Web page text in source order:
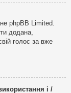
phpBB Limited.
додана,
голос за вже
і /